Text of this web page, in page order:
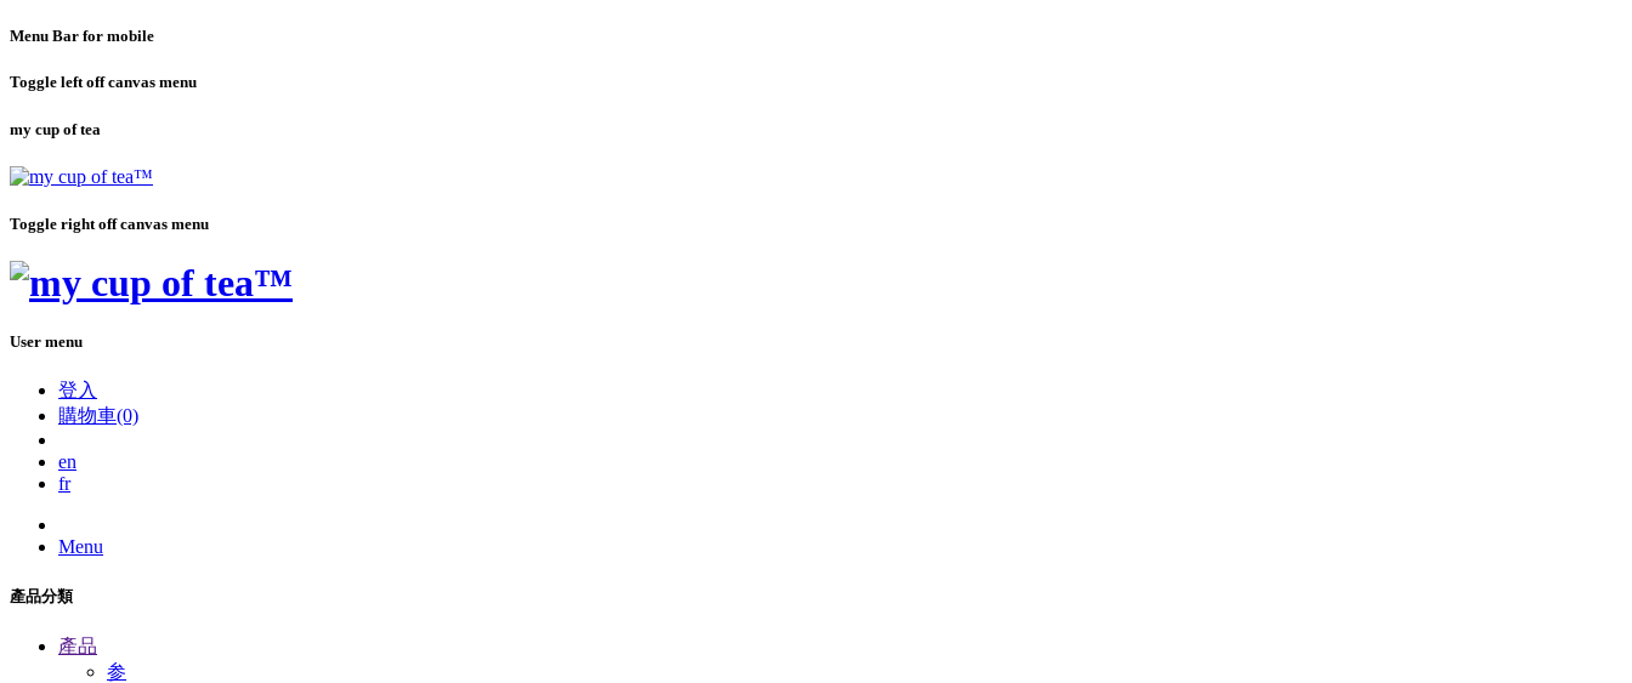
Menu Bar for mobile
Toggle left off canvas menu
my cup of tea
Toggle right off canvas menu
User menu
登入
購物車(0)
en
fr
Menu
產品分類
產品
参